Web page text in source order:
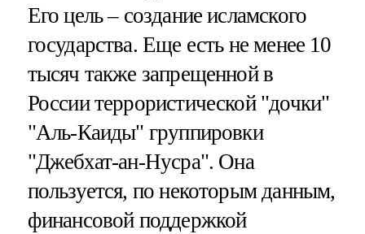
Его цель – создание исламского
государства. Еще есть не менее 10
тысяч также запрещенной в
России террористической "дочки"
"Аль-Каиды" группировки
"Джебхат-ан-Нусра". Она
пользуется, по некоторым данным,
финансовой поддержкой